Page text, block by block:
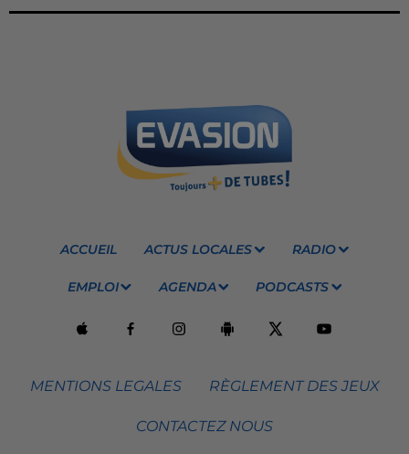
ACCUEIL ACTUS LOCALES RADIO
EMPLOI AGENDA PODCASTS
MENTIONS LEGALES RÈGLEMENT DES JEUX
CONTACTEZ NOUS